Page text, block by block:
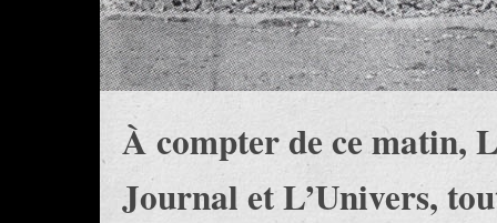
À compter de ce matin,
Journal et L’Univers,